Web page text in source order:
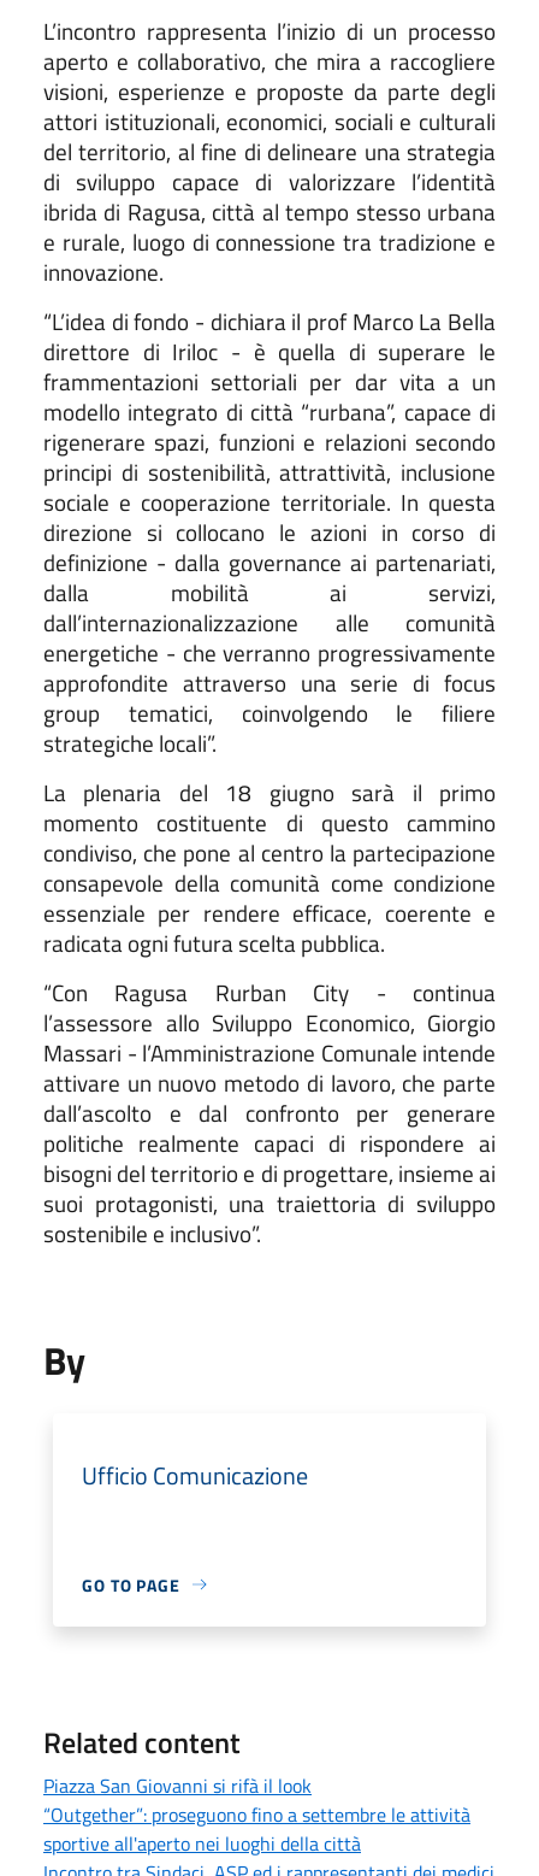
L’incontro rappresenta l’inizio di un processo
aperto e collaborativo, che mira a raccogliere
visioni, esperienze e proposte da parte degli
attori istituzionali, economici, sociali e culturali
del territorio, al fine di delineare una strategia
di sviluppo capace di valorizzare l’identità
ibrida di Ragusa, città al tempo stesso urbana
e rurale, luogo di connessione tra tradizione e
innovazione.
“L’idea di fondo - dichiara il prof Marco La Bella
direttore di Iriloc - è quella di superare le
frammentazioni settoriali per dar vita a un
modello integrato di città “rurbana”, capace di
rigenerare spazi, funzioni e relazioni secondo
principi di sostenibilità, attrattività, inclusione
sociale e cooperazione territoriale. In questa
direzione si collocano le azioni in corso di
definizione - dalla governance ai partenariati,
dalla mobilità ai servizi,
dall’internazionalizzazione alle comunità
energetiche - che verranno progressivamente
approfondite attraverso una serie di focus
group tematici, coinvolgendo le filiere
strategiche locali”.
La plenaria del 18 giugno sarà il primo
momento costituente di questo cammino
condiviso, che pone al centro la partecipazione
consapevole della comunità come condizione
essenziale per rendere efficace, coerente e
radicata ogni futura scelta pubblica.
“Con Ragusa Rurban City - continua
l’assessore allo Sviluppo Economico, Giorgio
Massari - l’Amministrazione Comunale intende
attivare un nuovo metodo di lavoro, che parte
dall’ascolto e dal confronto per generare
politiche realmente capaci di rispondere ai
bisogni del territorio e di progettare, insieme ai
suoi protagonisti, una traiettoria di sviluppo
sostenibile e inclusivo”.
By
Ufficio Comunicazione
GO TO PAGE
Related content
Piazza San Giovanni si rifà il look
“Outgether”: proseguono fino a settembre le attività
sportive all'aperto nei luoghi della città